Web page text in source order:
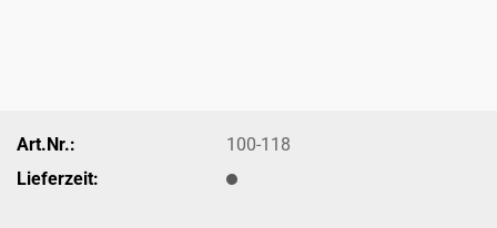
Art.Nr.:
100-118
Lieferzeit: